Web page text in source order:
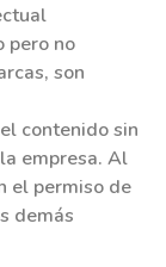
pero no
son
contenido sin
empresa. Al
el permiso de
demás